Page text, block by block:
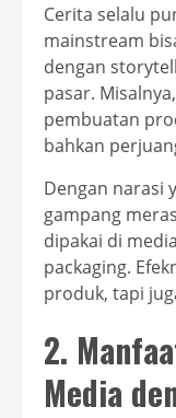
Cerita selalu
mainstream
dengan
pasar.
pembuatan
bahkan
Dengan narasi
gampang
dipakai di
packaging.
produk, tapi
2.
Media